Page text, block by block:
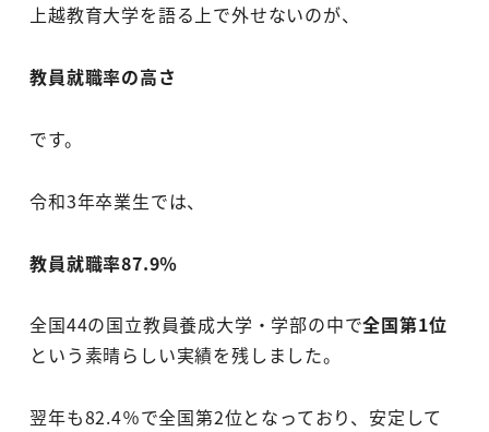
上越教育大学を語る上で外せないのが、
教員就職率の高さ
です。
令和3年卒業生では、
教員就職率87.9％
全国44の国立教員養成大学・学部の中で全国第1位
という素晴らしい実績を残しました。
翌年も82.4％で全国第2位となっており、安定して